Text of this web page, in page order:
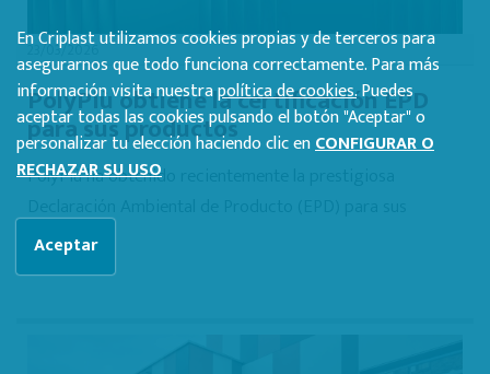
23/03/2026
PolyPiù obtiene la certificación EPD
para sus productos
PolyPiù ha obtenido recientemente la prestigiosa
productos...
En Criplast utilizamos cookies propias y de terceros para
asegurarnos que todo funciona correctamente. Para más
información visita nuestrapolítica de cookies.Puedes
aceptar todas las cookies pulsando el botón "Aceptar" o
personalizar tu elección haciendo clic enCONFIGURAR O
RECHAZAR SU USO
Aceptar